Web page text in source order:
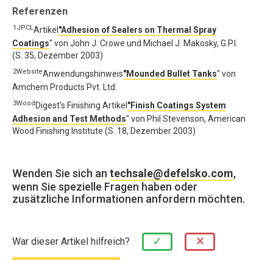
Referenzen
1JPCLArtikel "Adhesion of Sealers on Thermal Spray
Coatings" von John J. Crowe und Michael J. Makosky, G.P.I.
(S. 35, Dezember 2003)
2WebsiteAnwendungshinweis"Mounded Bullet Tanks" von
Amchem Products Pvt. Ltd.
3Wood Digest's Finishing Artikel "Finish Coatings System
Adhesion and Test Methods" von Phil Stevenson, American
Wood Finishing Institute (S. 18, Dezember 2003)
Wenden Sie sich an techsale@defelsko.com,
wenn Sie spezielle Fragen haben oder
zusätzliche Informationen anfordern möchten.
War dieser Artikel hilfreich? ✓ ×